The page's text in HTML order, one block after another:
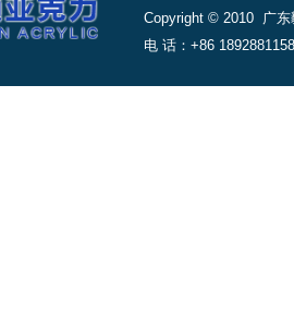
Copyright © 2010 广
电 话：+86